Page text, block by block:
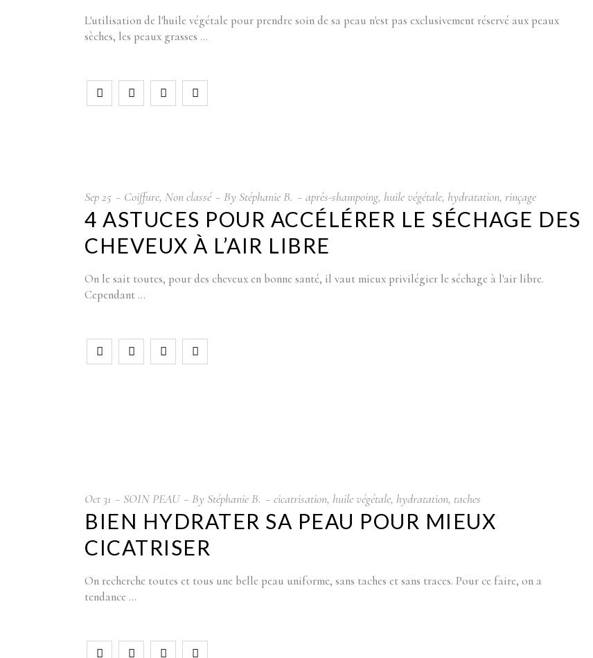
L'utilisation de l'huile végétale pour prendre soin de sa peau n'est pas exclusivement réservé aux peaux
sèches, les peaux grasses
Sep25 Coiffure, Non classé By Stéphanie B. après-shampoing, huile végétale, hydratation, rinçage
4 ASTUCES POUR ACCÉLÉRER LE SÉCHAGE DES
CHEVEUX À L’AIR LIBRE
On le sait toutes, pour des cheveux en bonne santé, il vaut mieux privilégier le séchage à l'air libre.
Cependant
Oct 31 SOIN PEAU By Stéphanie B. cicatrisation, huile végétale, hydratation, taches
BIEN HYDRATER SA PEAU POUR MIEUX
CICATRISER
On recherche toutes et tous une belle peau uniforme, sans taches et sans traces. Pour ce faire, on a
tendance